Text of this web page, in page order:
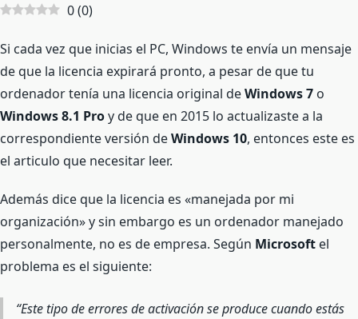
0(0)
Si cada vez que inicias el PC, Windows te envía un mensaje
de que la licencia expirará pronto, a pesar de que tu
ordenador tenía una licencia original deWindows 7 o
Windows 8.1 Proy de que en 2015 lo actualizaste a la
correspondiente versión deWindows 10, entonces este es
el articulo que necesitar leer.
Además dice que la licencia es «manejada por mi
organización» y sin embargo es un ordenador manejado
personalmente, no es de empresa. Según Microsoft el
problema es el siguiente:
Este tipo de errores de activación se produce cuando estás